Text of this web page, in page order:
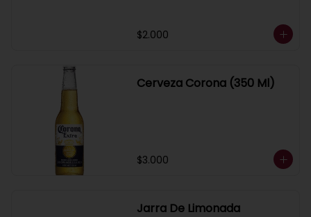
$2.000
Cerveza Corona (350 Ml)
$3.000
Jarra De Limonada